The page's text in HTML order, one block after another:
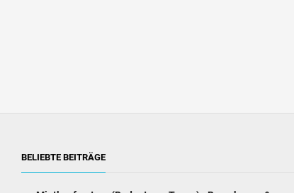
BELIEBTE BEITRÄGE